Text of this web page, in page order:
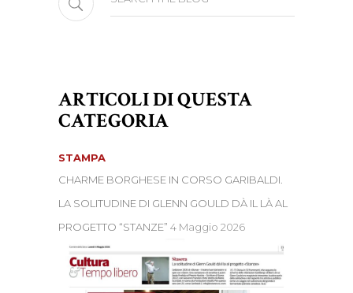
for:
ARTICOLI DI QUESTA
CATEGORIA
STAMPA
CHARME BORGHESE IN CORSO GARIBALDI.
LA SOLITUDINE DI GLENN GOULD DÀ IL LÀ AL
PROGETTO “STANZE” 4 Maggio 2026